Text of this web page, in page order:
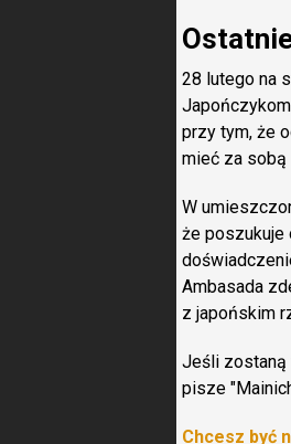
28 lutego na
przy tym, że
mieć za
W
że poszukuje
Ambasada
z japońskim
Jeśli zostaną
pisze
Chcesz być